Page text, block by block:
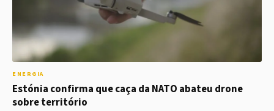
ENERGIA
Estónia confirma que caça da NATO abateu drone
sobre território